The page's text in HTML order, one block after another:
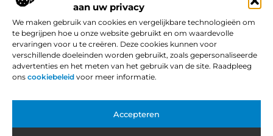
aan uw privacy
We maken gebruik van cookies en vergelijkbare technologieën om
te begrijpen hoe u onze website gebruikt en om waardevolle
ervaringen voor u te creëren. Deze cookies kunnen voor
verschillende doeleinden worden gebruikt, zoals gepersonaliseerde
advertenties en het meten van het gebruik van de site. Raadpleeg
ons cookiebeleid voor meer informatie.
Accepteren
Ontdek een breed scala aan blogs en artikelen die je dagelijks
leven verrijken, van handige adviezen tot boeiende inzichten.
Bericht categorie
Onze informatie